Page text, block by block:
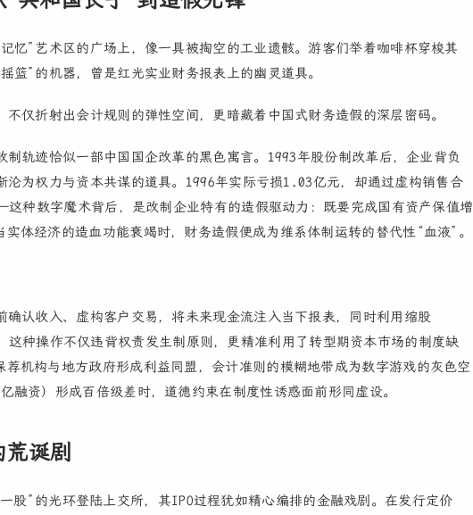
忆”艺术区的广场上，像一具被掏空的工业遗骸。游客们举着咖啡杯穿梭其
篮”的机器，曾是红光实业财务报表上的幽灵道具。
仅折射出会计规则的弹性空间，更暗藏着中国式财务造假的深层密码。
轨迹恰似一部中国国企改革的黑色寓言。1993年股份制改革后，企业背负
为权力与资本共谋的道具。1996年实际亏损1.03亿元，却通过虚构销售合
种数字魔术背后，是改制企业特有的造假驱动力：既要完成国有资产保值增
体经济的造血功能衰竭时，财务造假便成为维系体制运转的替代性“血液”。
认收入、虚构客户交易，将未来现金流注入当下报表，同时利用缩股
种操作不仅违背权责发生制原则，更精准利用了转型期资本市场的制度缺
机构与地方政府形成利益同盟，会计准则的模糊地带成为数字游戏的灰色空
融资）形成百倍级差时，道德约束在制度性诱惑面前形同虚设。
诞剧
股”的光环登陆上交所，其IPO过程犹如精心编排的金融戏剧。在发行定价